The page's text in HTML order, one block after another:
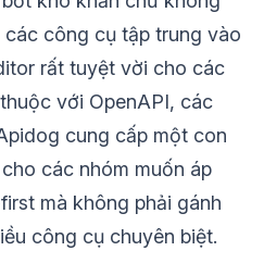
công cụ tập trung vào
rất tuyệt vời cho các
với OpenAPI, các
cung cấp một con
các nhóm muốn áp
mà không phải gánh
công cụ chuyên biệt.